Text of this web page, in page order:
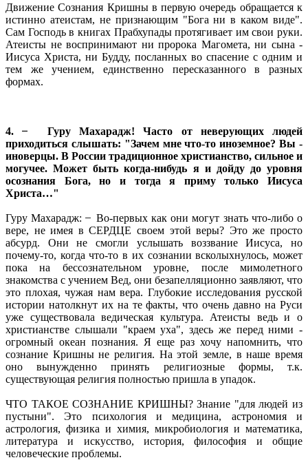
Движение Сознания Кришны в первую очередь обращается к
истинно атеистам, не признающим "Бога ни в каком виде".
Сам Господь в книгах Прабхупады протягивает им свои руки.
Атеисты не воспринимают ни пророка Магомета, ни сына -
Иисуса Христа, ни Будду, посланных во спасение с одним и
тем же учением, единственно пересказанного в разных
формах.
4. ̶ Гуру Махарадж! Часто от неверующих людей
приходиться слышать: "Зачем мне что-то иноземное? Вы -
иноверцы. В России традиционное христианство, сильное и
могучее. Может быть когда-нибудь я и дойду до уровня
осознания Бога, но и тогда я приму только Иисуса
Христа…"
Гуру Махарадж: ̶ Во-первых как они могут знать что-либо о
вере, не имея в СЕРДЦЕ своем этой веры? Это же просто
абсурд. Они не смогли услышать воззвание Иисуса, но
почему-то, когда что-то в их сознании всколыхнулось, может
пока на бессознательном уровне, после мимолетного
знакомства с учением Вед, они безапелляционно заявляют, что
это плохая, чужая нам вера. Глубокие исследования русской
истории натолкнут их на те факты, что очень давно на Руси
уже существовала ведическая культура. Атеисты ведь и о
христианстве слышали "краем уха", здесь же перед ними -
огромный океан познания. Я еще раз хочу напомнить, что
сознание Кришны не религия. На этой земле, в наше время
оно вынужденно принять религиозные формы, т.к.
существующая религия полностью пришла в упадок.
ЧТО ТАКОЕ СОЗНАНИЕ КРИШНЫ? Знание "для людей из
пустыни". Это психология и медицина, астрономия и
астрология, физика и химия, микробиология и математика,
литература и искусство, история, философия и общие
человеческие проблемы.